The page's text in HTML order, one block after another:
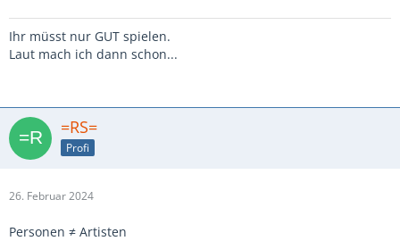
Ihr müsst nur GUT spielen.
Laut mach ich dann schon...
=RS=
Profi
26. Februar 2024
Personen ≠ Artisten